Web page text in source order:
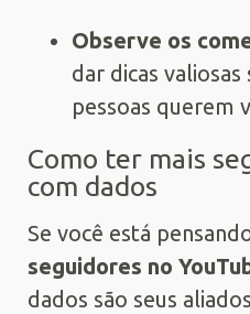
Observe os
dar dicas
pessoas querem
Como ter mais
com dados
Se você está
seguidores no
dados são seus